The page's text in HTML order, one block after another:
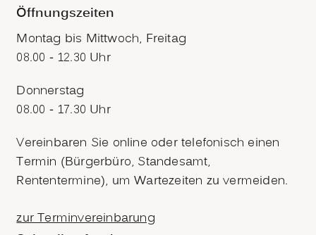
Öffnungszeiten
Montag bis Mittwoch, Freitag
08.00 - 12.30 Uhr
Donnerstag
08.00 - 17.30 Uhr
Vereinbaren Sie online oder telefonisch einen
Termin (Bürgerbüro, Standesamt,
Rententermine), um Wartezeiten zu vermeiden.
zur Terminvereinbarung